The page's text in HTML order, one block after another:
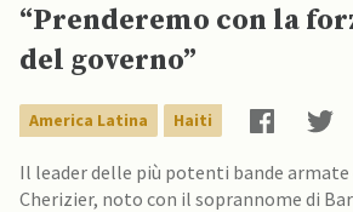
“Prenderemo con la
del governo”
America Latina Haiti
Il leader delle più potenti bande
Cherizier, noto con il soprannome di